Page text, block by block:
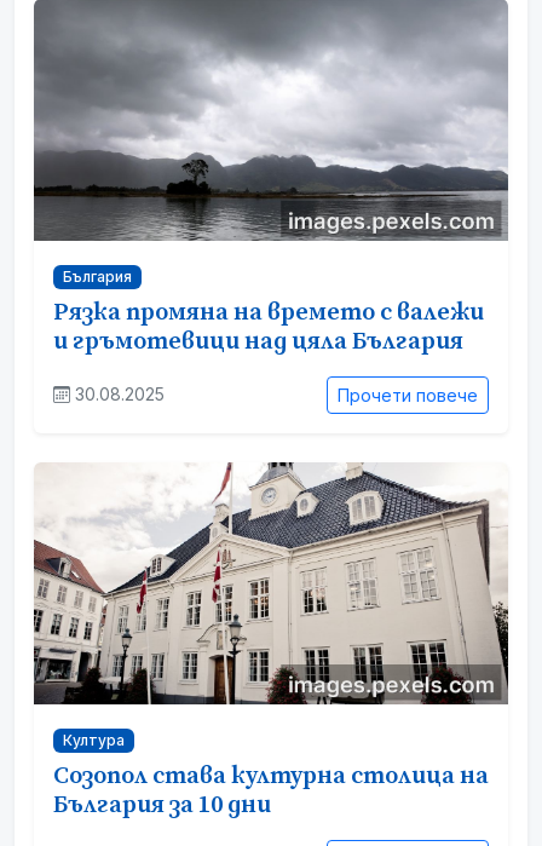
България
Рязка промяна на времето с валежи
и гръмотевици над цяла България
30.08.2025 Прочети повече
Култура
Созопол става културна столица на
България за 10 дни